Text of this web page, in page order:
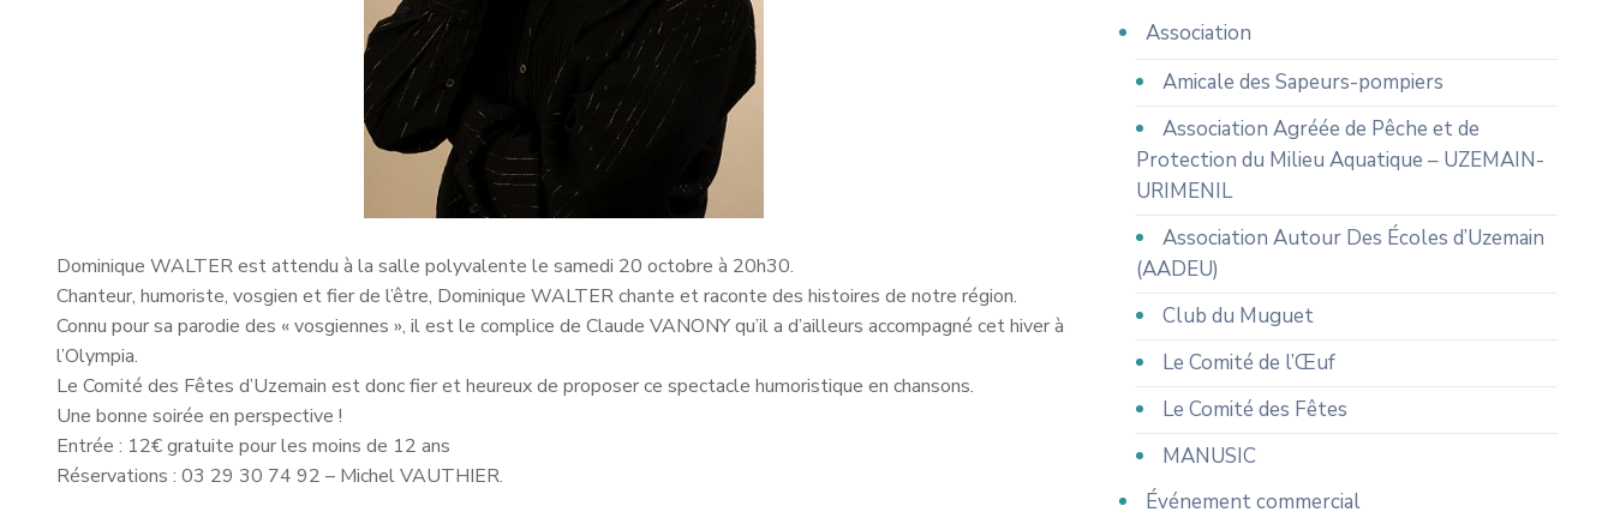
Dominique WALTER est attendu à la salle polyvalente le samedi 20 octobre à 20h30.
Chanteur, humoriste, vosgien et fier de l’être, Dominique WALTER chante et raconte des histoires de notre région.
Connu pour sa parodie des « vosgiennes », il est le complice de Claude VANONY qu’il a d’ailleurs accompagné cet hiver à
l’Olympia.
Le Comité des Fêtes d’Uzemain est donc fier et heureux de proposer ce spectacle humoristique en chansons.
Une bonne soirée en perspective !
Entrée : 12€ gratuite pour les moins de 12 ans
Réservations : 03 29 30 74 92 – Michel VAUTHIER.
Association
Amicale des Sapeurs-pompiers
Association Agréée de Pêche et de
Protection du Milieu Aquatique – UZEMAIN-
URIMENIL
Association Autour Des Écoles d’Uzemain
(AADEU)
Club du Muguet
Le Comité de l’Œuf
Le Comité des Fêtes
MANUSIC
Événement commercial